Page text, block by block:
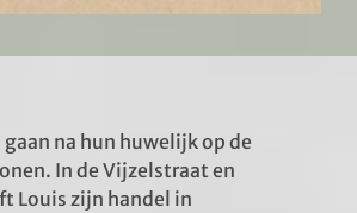
gaan na hun huwelijk op de
In de Vijzelstraat en
Louis zijn handel in